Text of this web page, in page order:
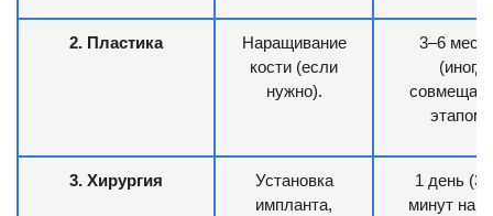
2. Пластика
Наращивание
кости (если
нужно).
3–6
(иногда
этапом
3. Хирургия
Установка
импланта,
1 день
минут на 1